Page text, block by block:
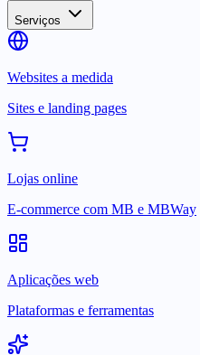
Serviços
Websites a medida
Sites e landing pages
Lojas online
E-commerce com MB e MBWay
Aplicações web
Plataformas e ferramentas